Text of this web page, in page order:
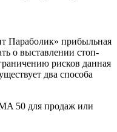
Параболик» прибыльная
о выставлении стоп-
рисков данная
два способа
50 для продаж или